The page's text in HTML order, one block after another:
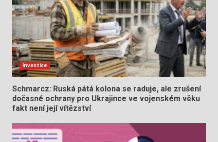
Investice
Schmarcz: Ruská pátá kolona se raduje, ale zrušení
dočasné ochrany pro Ukrajince ve vojenském věku
fakt není její vítězství